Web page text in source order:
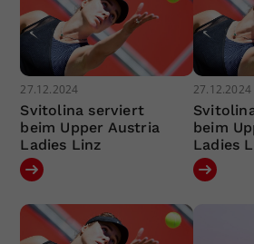
27.12.2024
Svitolina serviert
beim Upper Austria
Ladies Linz
27.12.2024
beim
Ladies